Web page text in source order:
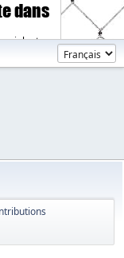
dans
violents.